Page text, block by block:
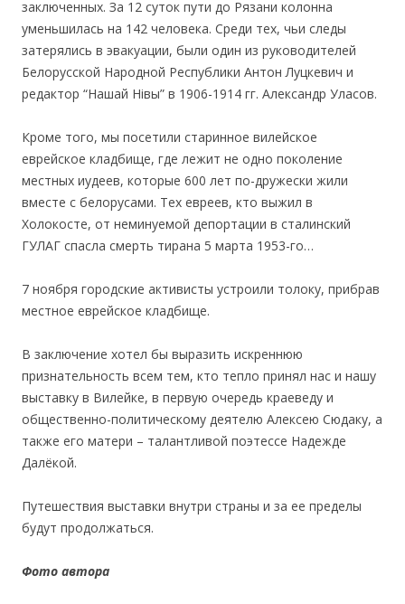
заключенных. За 12 суток пути до Рязани колонна
уменьшилась на 142 человека. Среди тех, чьи следы
затерялись в эвакуации, были один из руководителей
Белорусской Народной Республики Антон Луцкевич и
редактор “Нашай Нівы” в 1906-1914 гг. Александр Уласов.
Кроме того, мы посетили старинное вилейское
еврейское кладбище, где лежит не одно поколение
местных иудеев, которые 600 лет по-дружески жили
вместе с белорусами. Тех евреев, кто выжил в
Холокосте, от неминуемой депортации в сталинский
ГУЛАГ спасла смерть тирана 5 марта 1953-го…
7 ноября городские активисты устроили толоку, прибрав
местное еврейское кладбище.
В заключение хотел бы выразить искреннюю
признательность всем тем, кто тепло принял нас и нашу
выставку в Вилейке, в первую очередь краеведу и
общественно-политическому деятелю Алексею Сюдаку, а
также его матери – талантливой поэтессе Надежде
Далёкой.
Путешествия выставки внутри страны и за ее пределы
будут продолжаться.
Фото автора